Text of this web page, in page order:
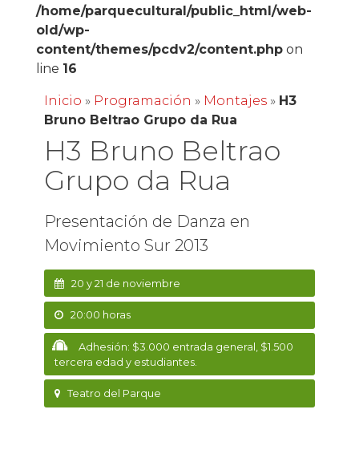
/home/parquecultural/public_html/web-
old/wp-
content/themes/pcdv2/content.phpon
line 16
Inicio » Programación » Montajes» H3
Bruno Beltrao Grupo da Rua
H3 Bruno Beltrao
Grupo da Rua
Presentación de Danza en
Movimiento Sur 2013
20 y 21 de noviembre
20:00 horas
Adhesión: $3.000 entrada general, $1.500
tercera edad y estudiantes.
Teatro del Parque